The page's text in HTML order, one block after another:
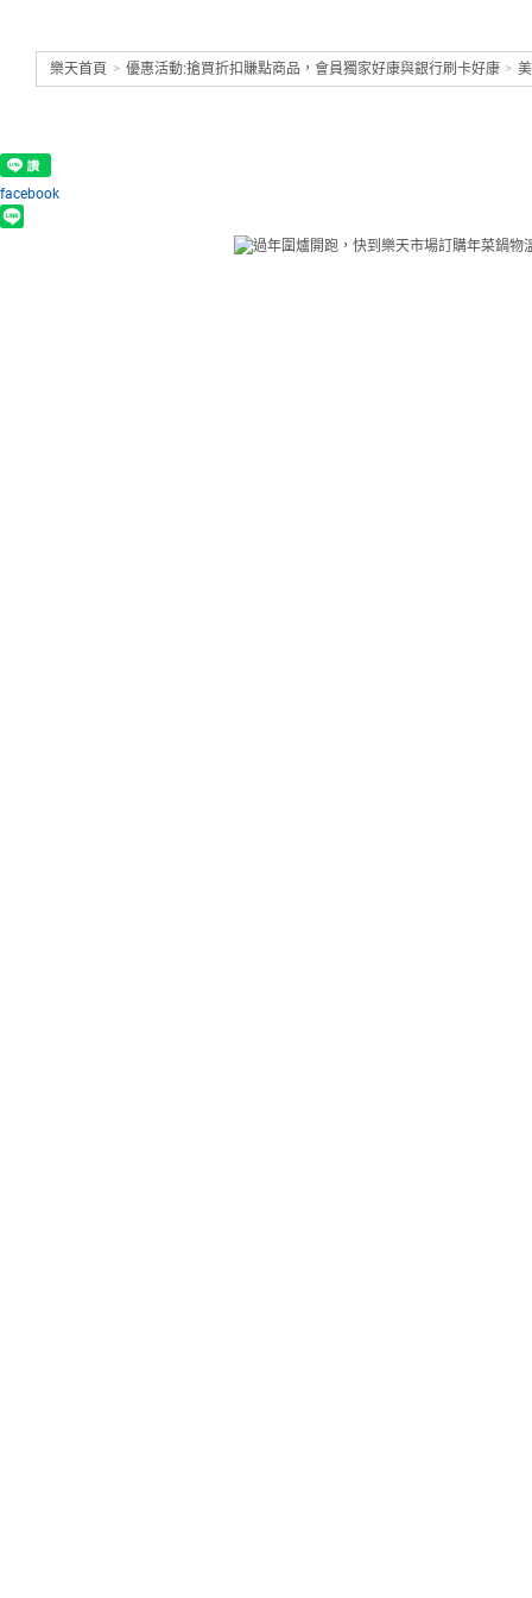
樂天首頁 > 優惠活動:搶買折扣賺點商品，會員獨家好康與銀行刷卡好康 >
facebook